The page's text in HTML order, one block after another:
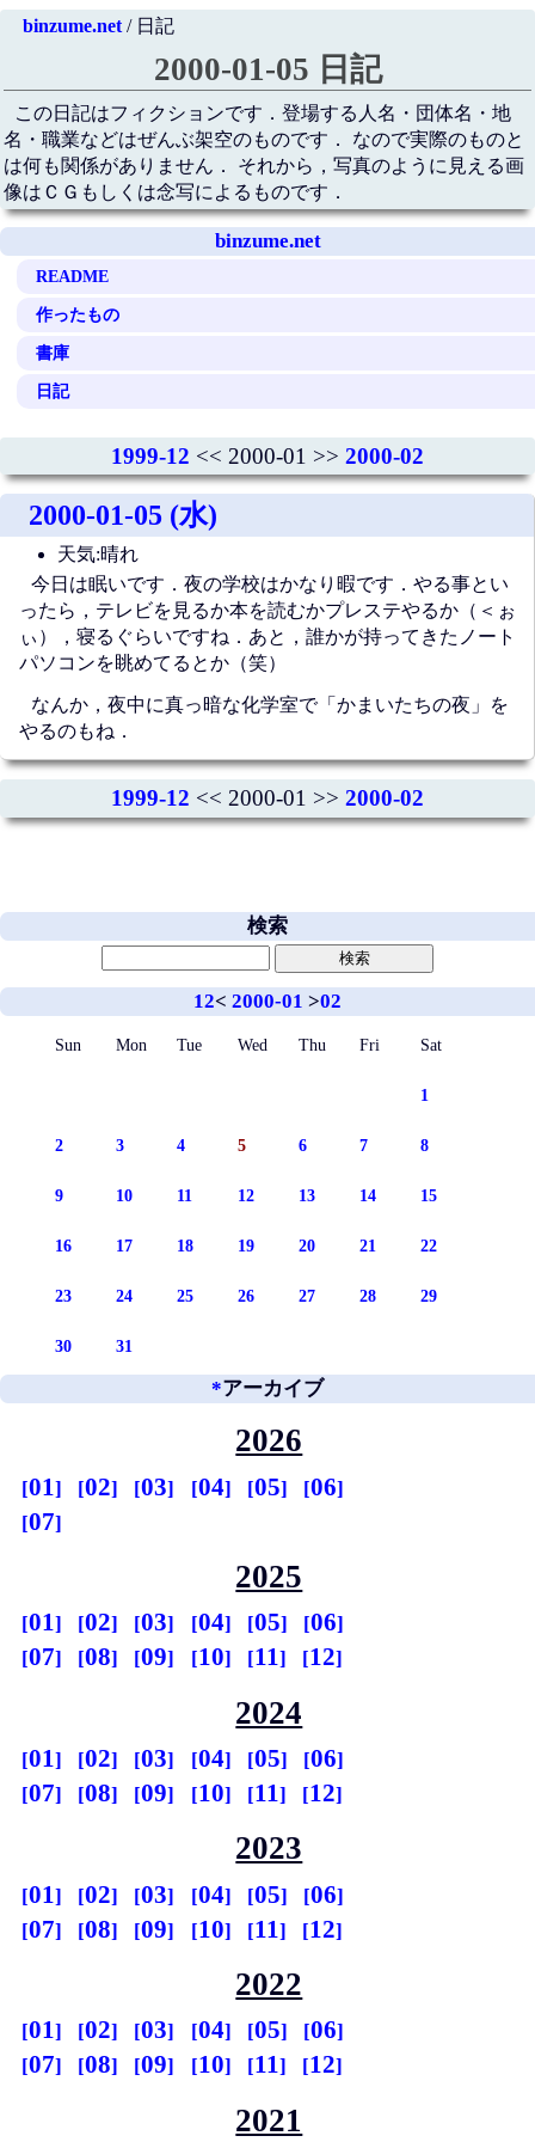
binzume.net/ 日記
2000-01-05 日記
この日記はフィクションです．登場する人名・団体名・地
名・職業などはぜんぶ架空のものです． なので実際のものと
は何も関係がありません． それから，写真のように見える画
像はＣＧもしくは念写によるものです．
binzume.net
README
作ったもの
書庫
日記
1999-12 << 2000-01 >> 2000-02
2000-01-05 (水)
天気:晴れ
今日は眠いです．夜の学校はかなり暇です．やる事とい
ったら，テレビを見るか本を読むかプレステやるか（＜ぉ
ぃ），寝るぐらいですね．あと，誰かが持ってきたノート
パソコンを眺めてるとか（笑）
なんか，夜中に真っ暗な化学室で「かまいたちの夜」を
やるのもね．
1999-12 << 2000-01 >> 2000-02
検索
12< 2000-01 >02
Sun Mon Tue Wed Thu Fri Sat
1
2 3 4 5 6 7 8
9 10 11 12 13 14 15
16 17 18 19 20 21 22
23 24 25 26 27 28 29
30 31
*アーカイブ
2026
01 02 03 04 05
06
07
2025
01 02 03 04 05
06
07
08 09 10 11 12
2024
01 02 03 04 05
06
07
08 09 10 11 12
2023
01 02 03 04 05
06
07
08 09 10 11 12
2022
01 02 03 04 05
06
07
08 09 10 11 12
2021